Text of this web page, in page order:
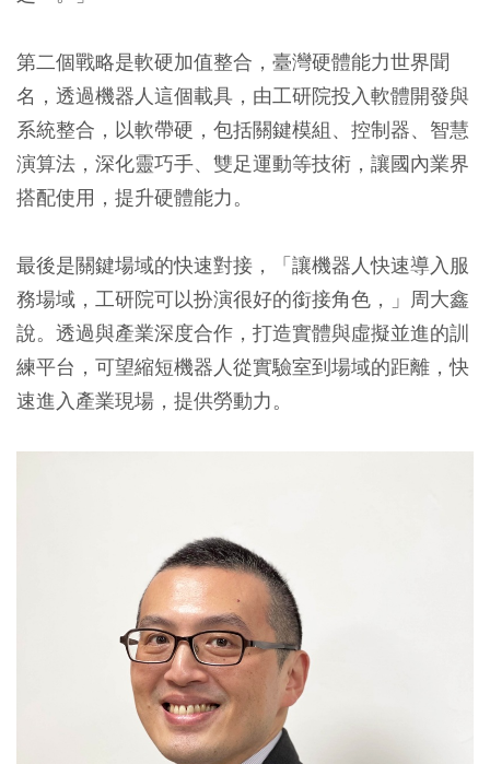
第二個戰略是軟硬加值整合，臺灣硬體能力世界聞
名，透過機器人這個載具，由工研院投入軟體開發與
系統整合，以軟帶硬，包括關鍵模組、控制器、智慧
演算法，深化靈巧手、雙足運動等技術，讓國內業界
搭配使用，提升硬體能力。
最後是關鍵場域的快速對接，「讓機器人快速導入服
務場域，工研院可以扮演很好的銜接角色，」周大鑫
說。透過與產業深度合作，打造實體與虛擬並進的訓
練平台，可望縮短機器人從實驗室到場域的距離，快
速進入產業現場，提供勞動力。